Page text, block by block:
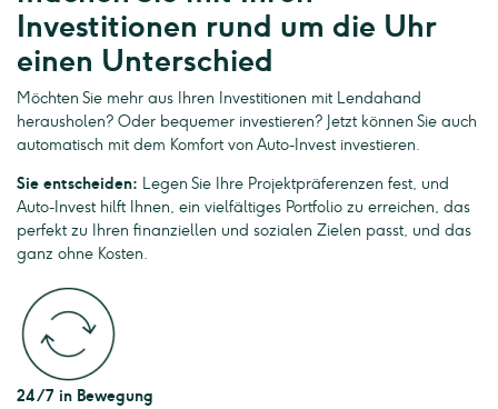
Investitionen rund um die Uhr
einen Unterschied
Möchten Sie mehr aus Ihren Investitionen mit Lendahand
herausholen? Oder bequemer investieren? Jetzt können Sie auch
automatisch mit dem Komfort von Auto-Invest investieren.
Sie entscheiden: Legen Sie Ihre Projektpräferenzen fest, und
Auto-Invest hilft Ihnen, ein vielfältiges Portfolio zu erreichen, das
perfekt zu Ihren finanziellen und sozialen Zielen passt, und das
ganz ohne Kosten.
24/7 in Bewegung